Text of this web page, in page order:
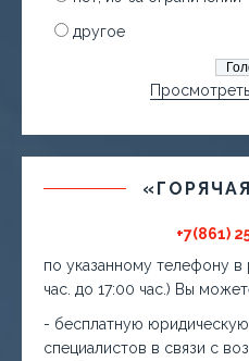
другое
+7(861)
по указанному телефону
час. до 17:00 час.) Вы
- бесплатную
специалистов в связи с